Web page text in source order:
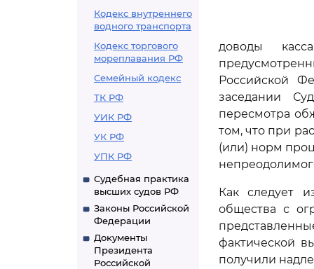
Кодекс внутреннего
водного транспорта
Кодекс торгового
мореплавания РФ
Семейный кодекс
ТК РФ
УИК РФ
УК РФ
УПК РФ
Судебная практика
высших судов РФ
Законы Российской
Федерации
Документы
Президента
Российской
доводы
Российской
заседании
пересмотра
том, что при
(или) норм
Как следует
общества с
фактической
получили